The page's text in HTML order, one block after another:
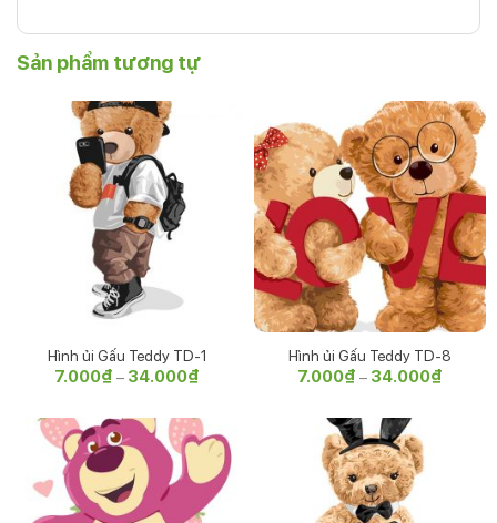
Sản phẩm tương tự
Hình ủi Gấu Teddy TD-1
7.000₫ – 34.000₫
7.000₫
đến
34.000₫
Hình ủi Gấu Teddy TD-8
7.000₫ – 34.000₫